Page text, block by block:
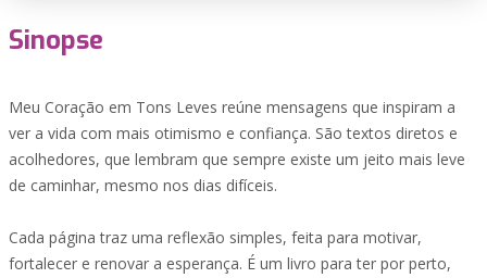
Sinopse
Meu Coração em Tons Leves reúne mensagens que inspiram a
ver a vida com mais otimismo e confiança. São textos diretos e
acolhedores, que lembram que sempre existe um jeito mais leve
de caminhar, mesmo nos dias difíceis.
Cada página traz uma reflexão simples, feita para motivar,
fortalecer e renovar a esperança. É um livro para ter por perto,